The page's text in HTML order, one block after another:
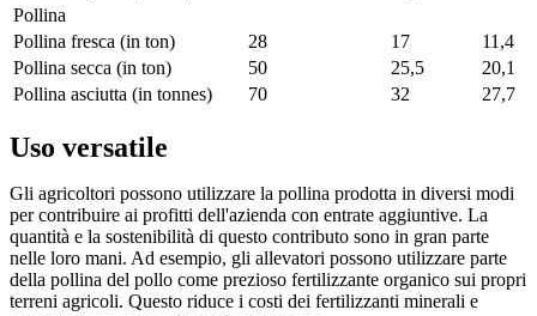
Pollina
Pollina fresca (in ton)
28 17
11,4
Pollina secca (in ton)
50 25,5
20,1
Pollina asciutta (in tonnes)
70 32 27,7
Uso versatile
Gli agricoltori possono utilizzare la pollina prodotta in diversi modi
per contribuire ai profitti dell'azienda con entrate aggiuntive. La
quantità e la sostenibilità di questo contributo sono in gran parte
nelle loro mani. Ad esempio, gli allevatori possono utilizzare parte
della pollina del pollo come prezioso fertilizzante organico sui propri
terreni agricoli. Questo riduce i costi dei fertilizzanti minerali e